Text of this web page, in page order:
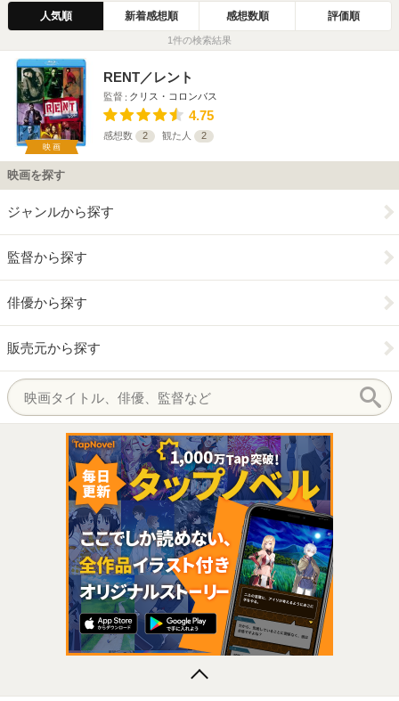
人気順 新着感想順 感想数順 評価順
1件の検索結果
映画
RENT／レント
監督 クリス・コロンバス
4.75
感想数 2 観た人 2
映画を探す
ジャンルから探す
監督から探す
俳優から探す
販売元から探す